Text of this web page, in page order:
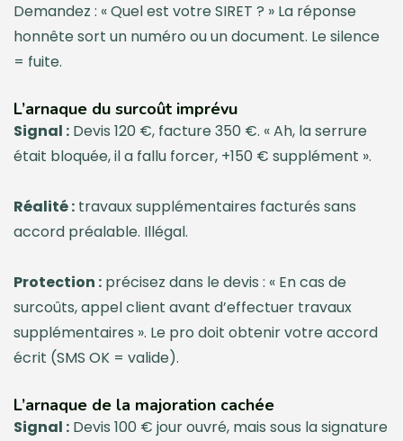
Demandez : « Quel est votre SIRET ? » La réponse
honnête sort un numéro ou un document. Le silence
= fuite.
L’arnaque du surcoût imprévu
Signal : Devis 120 €, facture 350 €. « Ah, la serrure
était bloquée, il a fallu forcer, +150 € supplément ».
Réalité : travaux supplémentaires facturés sans
accord préalable. Illégal.
Protection : précisez dans le devis : « En cas de
surcoûts, appel client avant d’effectuer travaux
supplémentaires ». Le pro doit obtenir votre accord
écrit (SMS OK = valide).
L’arnaque de la majoration cachée
Signal : Devis 100 € jour ouvré, mais sous la signature